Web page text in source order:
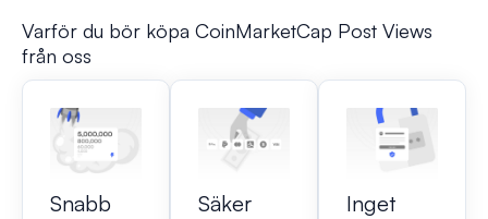
Varför du bör köpa CoinMarketCap Post Views
från oss
Snabb
Säker
Inget